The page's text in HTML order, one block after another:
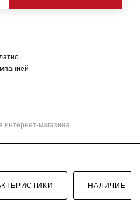
интернет-магазина.
НАЛИЧИЕ